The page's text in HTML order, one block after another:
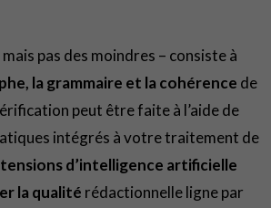
pas des moindres – consiste à
la grammaire et la cohérence de
peut être faite à l’aide de
intégrés à votre traitement de
d’intelligence artificielle
la qualité rédactionnelle ligne par